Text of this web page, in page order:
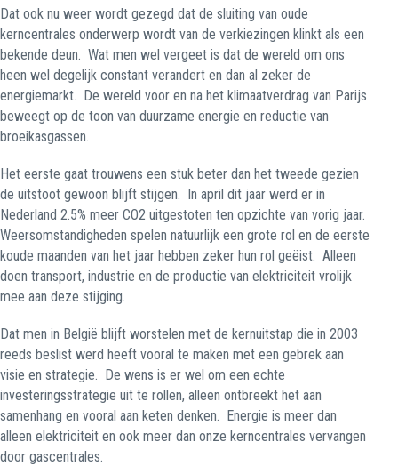
Dat ook nu weer wordt gezegd dat de sluiting van oude
kerncentrales onderwerp wordt van de verkiezingen klinkt als een
bekende deun. Wat men wel vergeet is dat de wereld om ons
heen wel degelijk constant verandert en dan al zeker de
energiemarkt. De wereld voor en na het klimaatverdrag van Parijs
beweegt op de toon van duurzame energie en reductie van
broeikasgassen.
Het eerste gaat trouwens een stuk beter dan het tweede gezien
de uitstoot gewoon blijft stijgen. In april dit jaar werd er in
Nederland 2.5% meer CO2 uitgestoten ten opzichte van vorig jaar.
Weersomstandigheden spelen natuurlijk een grote rol en de eerste
koude maanden van het jaar hebben zeker hun rol geëist. Alleen
doen transport, industrie en de productie van elektriciteit vrolijk
mee aan deze stijging.
Dat men in België blijft worstelen met de kernuitstap die in 2003
reeds beslist werd heeft vooral te maken met een gebrek aan
visie en strategie. De wens is er wel om een echte
investeringsstrategie uit te rollen, alleen ontbreekt het aan
samenhang en vooral aan keten denken. Energie is meer dan
alleen elektriciteit en ook meer dan onze kerncentrales vervangen
door gascentrales.